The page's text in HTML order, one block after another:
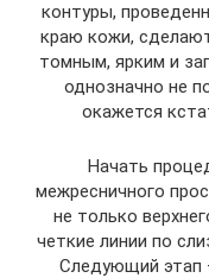
контуры,
краю кожи,
томным, ярким и
однозначно не
окажется
Начать
межресничного
не только
четкие линии по
Следующий этап